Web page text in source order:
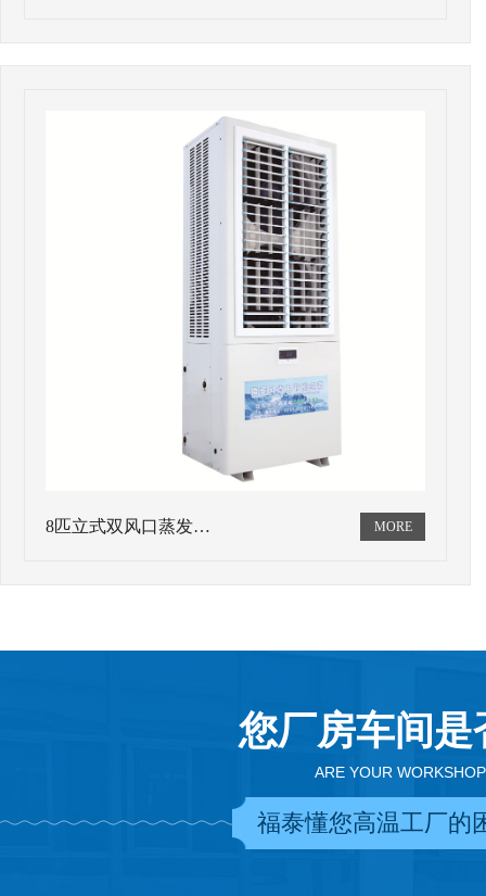
8匹立式双风口蒸发…
您厂房车间
ARE YOUR
福泰懂您高温工厂的